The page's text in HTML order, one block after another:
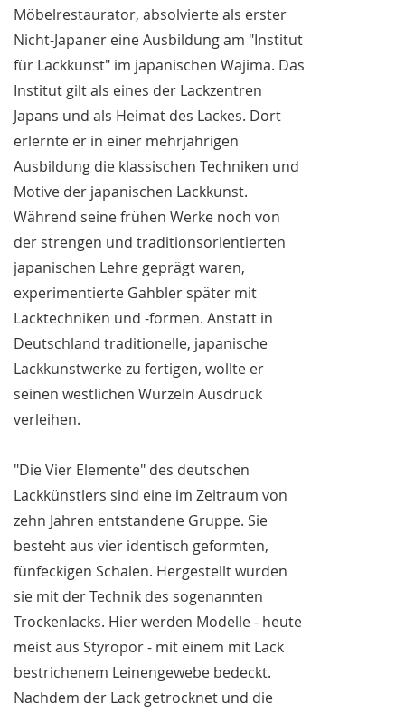
Möbelrestaurator, absolvierte als erster
Nicht-Japaner eine Ausbildung am "Institut
für Lackkunst" im japanischen Wajima. Das
Institut gilt als eines der Lackzentren
Japans und als Heimat des Lackes. Dort
erlernte er in einer mehrjährigen
Ausbildung die klassischen Techniken und
Motive der japanischen Lackkunst.
Während seine frühen Werke noch von
der strengen und traditionsorientierten
japanischen Lehre geprägt waren,
experimentierte Gahbler später mit
Lacktechniken und -formen. Anstatt in
Deutschland traditionelle, japanische
Lackkunstwerke zu fertigen, wollte er
seinen westlichen Wurzeln Ausdruck
verleihen.
"Die Vier Elemente" des deutschen
Lackkünstlers sind eine im Zeitraum von
zehn Jahren entstandene Gruppe. Sie
besteht aus vier identisch geformten,
fünfeckigen Schalen. Hergestellt wurden
sie mit der Technik des sogenannten
Trockenlacks. Hier werden Modelle - heute
meist aus Styropor - mit einem mit Lack
bestrichenem Leinengewebe bedeckt.
Nachdem der Lack getrocknet und die